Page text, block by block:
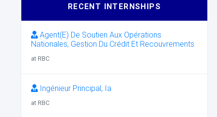
RECENT INTERNSHIPS
Agent(E) De Soutien Aux Opérations
Nationales, Gestion Du Crédit Et Recouvrements
at RBC
Ingénieur Principal, Ia
at RBC